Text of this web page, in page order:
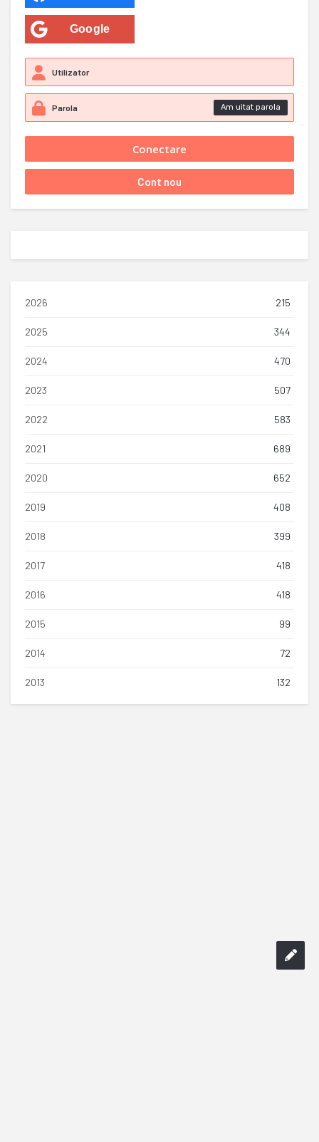
Google
Am uitat parola
2026 215
2025 344
2024 470
2023 507
2022 583
2021 689
2020 652
2019 408
2018 399
2017 418
2016 418
2015 99
2014 72
2013 132